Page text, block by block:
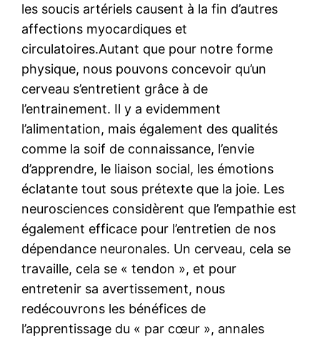
les soucis artériels causent à la fin d’autres
affections myocardiques et
circulatoires.Autant que pour notre forme
physique, nous pouvons concevoir qu’un
cerveau s’entretient grâce à de
l’entrainement. Il y a evidemment
l’alimentation, mais également des qualités
comme la soif de connaissance, l’envie
d’apprendre, le liaison social, les émotions
éclatante tout sous prétexte que la joie. Les
neurosciences considèrent que l’empathie est
également efficace pour l’entretien de nos
dépendance neuronales. Un cerveau, cela se
travaille, cela se « tendon », et pour
entretenir sa avertissement, nous
redécouvrons les bénéfices de
l’apprentissage du « par cœur », annales